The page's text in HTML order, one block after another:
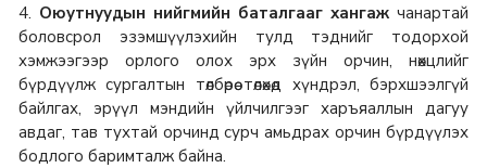
4. Оюутнуудын нийгмийн баталгааг хангаж чанартай
боловсрол эзэмшүүлэхийн тулд тэднийг тодорхой
хэмжээгээр орлого олох эрх зүйн орчин, нөхцлийг
бүрдүүлж сургалтын төлбөрөө төлөхөд хүндрэл, бэрхшээлгүй
байлгах, эрүүл мэндийн үйлчилгээг харъяаллын дагуу
авдаг, тав тухтай орчинд сурч амьдрах орчин бүрдүүлэх
бодлого баримталж байна.